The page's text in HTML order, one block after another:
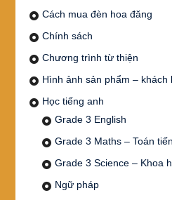
Cách mua đèn hoa đăng
Chính sách
Chương trình từ thiện
Hình ảnh sản phẩm – khách
Học tiếng anh
Grade 3 English
Grade 3 Maths – Toán
Grade 3 Science – Khoa
Ngữ pháp